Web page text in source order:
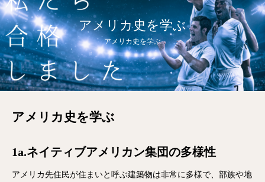
アメリカ史を学ぶ
アメリカ史を学ぶ
アメリカ史を学ぶ
1a.ネイティブアメリカン集団の多様性
アメリカ先住民が住まいと呼ぶ建築物は非常に多様で、部族や地